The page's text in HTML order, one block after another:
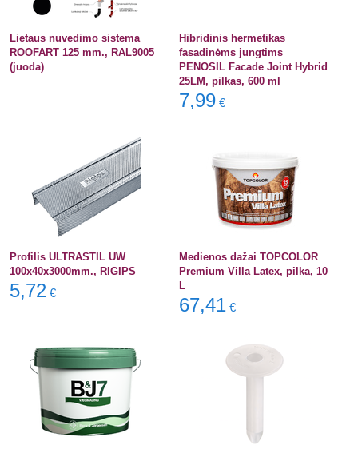
Lietaus nuvedimo sistema
ROOFART 125 mm., RAL9005
(juoda)
Hibridinis hermetikas
fasadinėms jungtims
PENOSIL Facade Joint Hybrid
25LM, pilkas, 600 ml
7,99 €
Profilis ULTRASTIL UW
100x40x3000mm., RIGIPS
5,72 €
Medienos dažai TOPCOLOR
Premium Villa Latex, pilka, 10
L
67,41 €